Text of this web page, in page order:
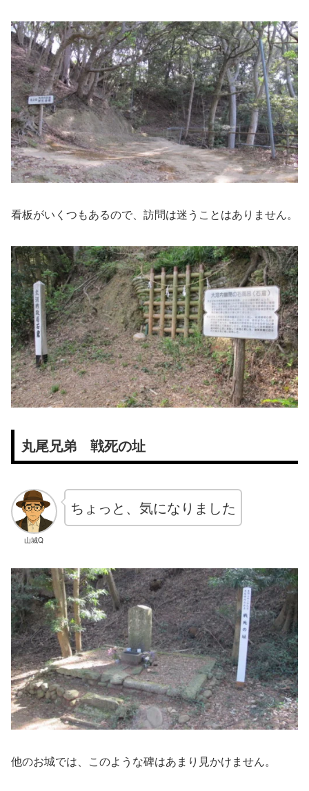
看板がいくつもあるので、訪問は迷うことはありません。
丸尾兄弟 戦死の址
山城Q
ちょっと、気になりました
他のお城では、このような碑はあまり見かけません。